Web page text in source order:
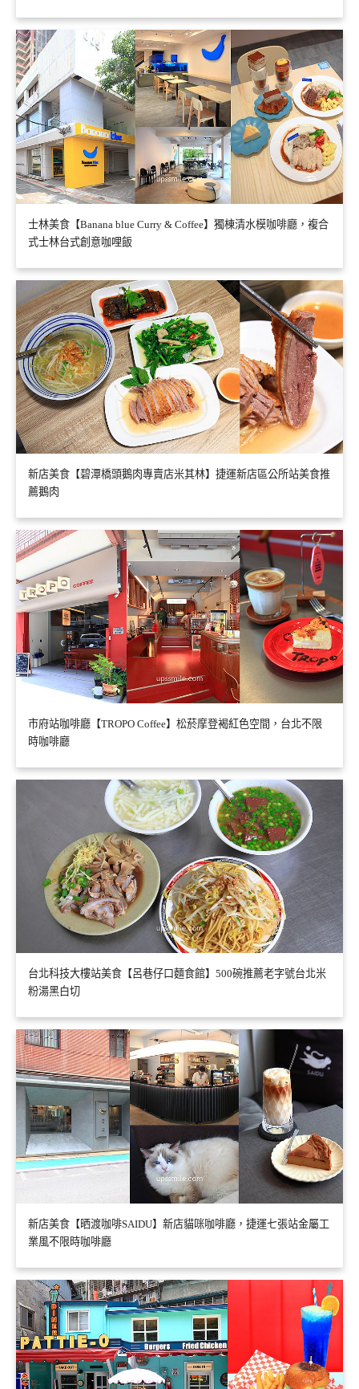
士林美食【Banana blue Curry & Coffee】獨棟清水模咖啡廳，複合
式士林台式創意咖哩飯
新店美食【碧潭橋頭鵝肉專賣店米其林】捷運新店區公所站美食推
薦鵝肉
市府站咖啡廳【TROPO Coffee】松菸摩登褐紅色空間，台北不限
時咖啡廳
台北科技大樓站美食【呂巷仔口麵食館】500碗推薦老字號台北米
粉湯黑白切
新店美食【晒渡咖啡SAIDU】新店貓咪咖啡廳，捷運七張站金屬工
業風不限時咖啡廳